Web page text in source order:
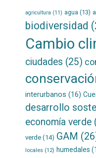
agricultura (11) agua (13)
biodiversidad
Cambio
ciudades (25)
interurbanos (16)
desarrollo
economía verde
verde(14) GAM
locales(12) humedales